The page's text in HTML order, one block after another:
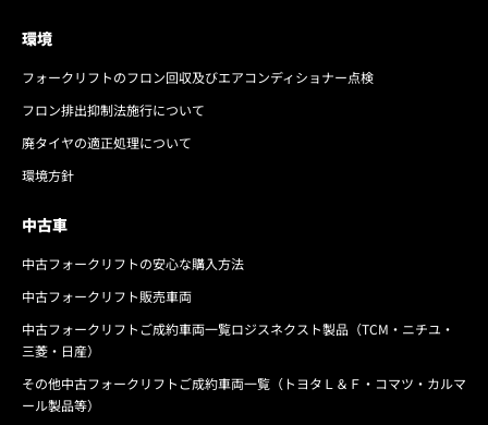
環境
フォークリフトのフロン回収及びエアコンディショナー点検
フロン排出抑制法施行について
廃タイヤの適正処理について
環境方針
中古車
中古フォークリフトの安心な購入方法
中古フォークリフト販売車両
中古フォークリフトご成約車両一覧ロジスネクスト製品（TCM・ニチユ・
三菱・日産）
その他中古フォークリフトご成約車両一覧（トヨタＬ＆Ｆ・コマツ・カルマ
ール製品等）